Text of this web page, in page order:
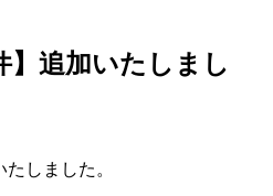
】追加いたしまし
しました。